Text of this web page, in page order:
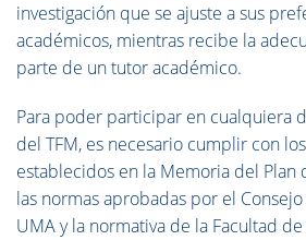
investigación que se ajuste a sus
académicos, mientras recibe la
parte de un tutor académico.
Para poder participar en cualquiera
del TFM, es necesario cumplir con
establecidos en la Memoria del Plan
las normas aprobadas por el
UMA y la normativa de la Facultad de